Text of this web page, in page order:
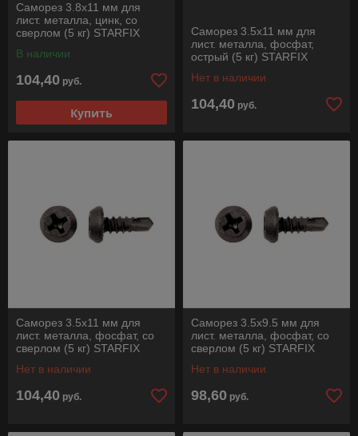
Саморез 3.8х11 мм для
лист. металла, цинк, со
сверлом (5 кг) STARFIX
В наличии
104,40 руб.
Купить
Саморез 3.5х11 мм для
лист. металла, фосфат,
острый (5 кг) STARFIX
Нет в наличии
104,40 руб.
Саморез 3.5х11 мм для
лист. металла, фосфат, со
сверлом (5 кг) STARFIX
Нет в наличии
104,40 руб.
Саморез 3.5х9.5 мм для
лист. металла, фосфат, со
сверлом (5 кг) STARFIX
Нет в наличии
98,60 руб.